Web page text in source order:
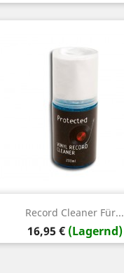
Record Cleaner Für...
Preis
16,95 € (Lagernd)
Vorschau